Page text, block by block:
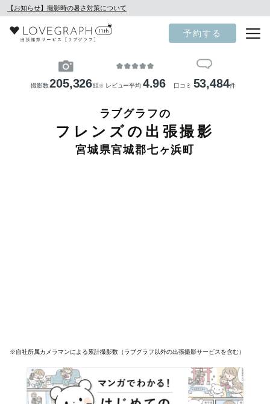
【お知らせ】撮影時の暑さ対策について
予約する
撮影数205,326組 ※ レビュー平均 4.96 口コミ 53,484件
ラブグラフの
フレンズの出張撮影
宮城県宮城郡七ヶ浜町
※自社所属カメラマンによる累計撮影数（ラブグラフ以外の出張撮影サービスを含む）